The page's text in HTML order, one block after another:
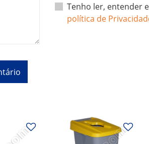
Tenho ler, entender
política de